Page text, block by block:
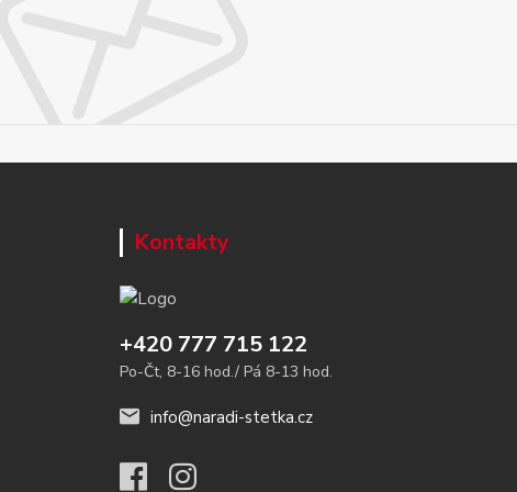
Kontakty
+420 777 715 122
Po-Čt, 8-16 hod./ Pá 8-13 hod.
info@naradi-stetka.cz